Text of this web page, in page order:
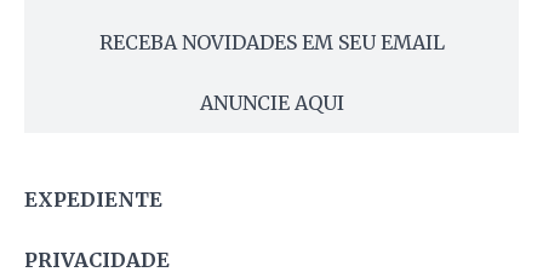
RECEBA NOVIDADES EM SEU EMAIL
ANUNCIE AQUI
EXPEDIENTE
PRIVACIDADE